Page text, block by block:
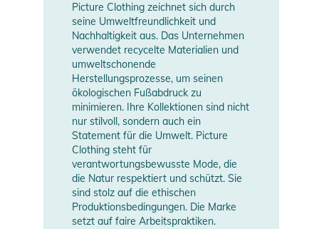
Picture Clothing zeichnet sich durch
seine Umweltfreundlichkeit und
Nachhaltigkeit aus. Das Unternehmen
verwendet recycelte Materialien und
umweltschonende
Herstellungsprozesse, um seinen
ökologischen Fußabdruck zu
minimieren. Ihre Kollektionen sind nicht
nur stilvoll, sondern auch ein
Statement für die Umwelt. Picture
Clothing steht für
verantwortungsbewusste Mode, die
die Natur respektiert und schützt. Sie
sind stolz auf die ethischen
Produktionsbedingungen. Die Marke
setzt auf faire Arbeitspraktiken.